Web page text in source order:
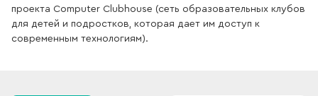
проекта Computer Clubhouse (сеть образовательных клубов
для детей и подростков, которая дает им доступ к
современным технологиям).